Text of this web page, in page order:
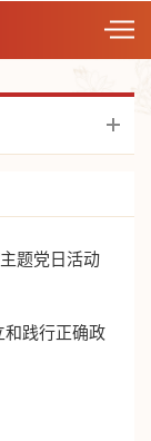
题党日活动
和践行正确政